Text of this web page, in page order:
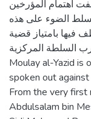
إلى 1792م، لم يلفت اهتمام المؤرخين
الضوء على هذه
فيها بامتياز قضية
السلطة المركزية.
Moulay al-Yazid is
spoken out
From the very
Abdulsalam bin